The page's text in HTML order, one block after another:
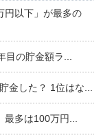
円以下」が最多の
目の貯金額ラ...
金した？ 1位はな...
最多は100万円...